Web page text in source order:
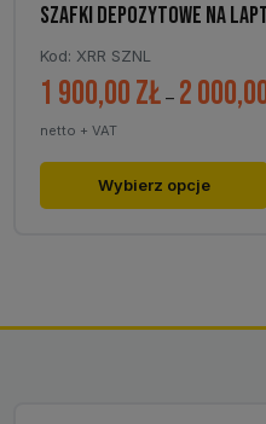
SZAFKI DEPOZYTOWE NA
Kod: XRR SZNL
1 900,00zł – 2
netto + VAT
Wybierz opcje
Ten
produkt
można